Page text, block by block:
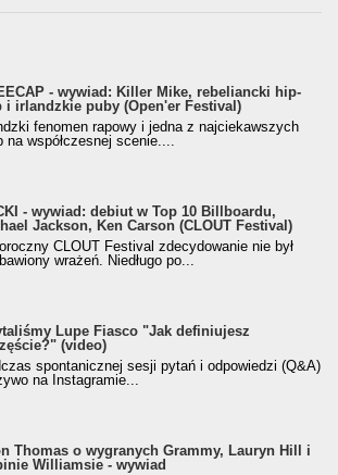
- wywiad: Killer Mike, rebeliancki hip-
i irlandzkie puby (Open'er Festival)
fenomen rapowy i jedna z najciekawszych
na współczesnej scenie....
- wywiad: debiut w Top 10 Billboardu,
Jackson, Ken Carson (CLOUT Festival)
CLOUT Festival zdecydowanie nie był
wrażeń. Niedługo po...
Lupe Fiasco "Jak definiujesz
(video)
spontanicznej sesji pytań i odpowiedzi (Q&A)
na Instagramie...
Thomas o wygranych Grammy, Lauryn Hill i
Williamsie - wywiad